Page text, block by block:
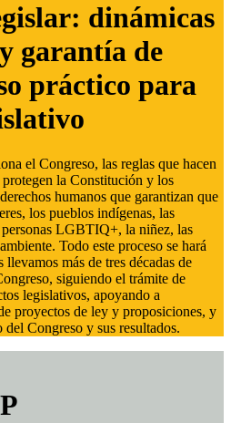
dinámicas
garantía de
práctico para
el Congreso, las reglas que hacen
la Constitución y los
humanos que garantizan que
los pueblos indígenas, las
personas LGBTIQ+, la niñez, las
Todo este proceso se hará
más de tres décadas de
siguiendo el trámite de
legislativos, apoyando a
proyectos de ley y proposiciones, y
Congreso y sus resultados.